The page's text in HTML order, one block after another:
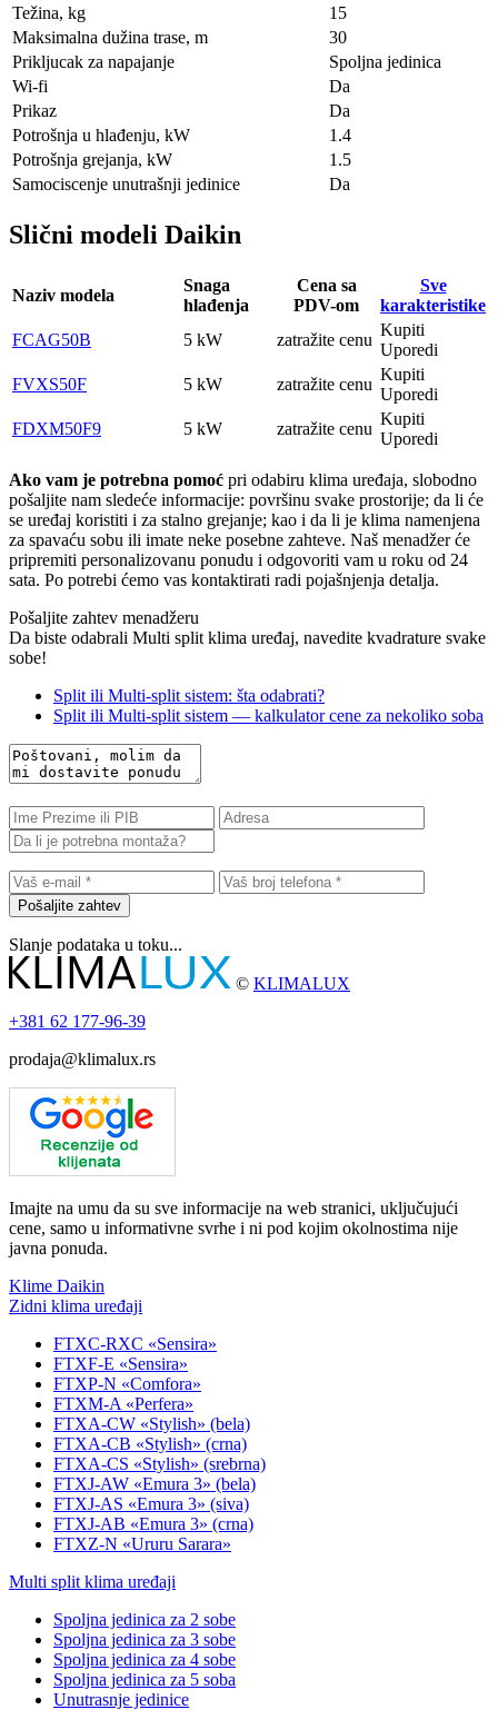
Težina, kg
15
Maksimalna dužina trase, m
30
Prikljucak za napajanje
Spoljna jedinica
Wi-fi
Da
Prikaz
Da
Potrošnja u hlađenju, kW
1.4
Potrošnja grejanja, kW
1.5
Samociscenje unutrašnji jedinice
Da
Slični modeli Daikin
Naziv modela
Snaga
hlađenja
Cena sa
PDV-om
Sve
karakteristike
FCAG50B
5 kW zatražite cenu
Kupiti
Uporedi
FVXS50F
5 kW zatražite cenu
Kupiti
Uporedi
FDXM50F9
5 kW zatražite cenu
Kupiti
Uporedi
Ako vam je potrebna pomoć pri odabiru klima uređaja, slobodno
pošaljite nam sledeće informacije: površinu svake prostorije; da li će
se uređaj koristiti i za stalno grejanje; kao i da li je klima namenjena
za spavaću sobu ili imate neke posebne zahteve. Naš menadžer će
pripremiti personalizovanu ponudu i odgovoriti vam u roku od 24
sata. Po potrebi ćemo vas kontaktirati radi pojašnjenja detalja.
Pošaljite zahtev menadžeru
Da biste odabrali Multi split klima uređaj, navedite kvadrature svake
sobe!
Split ili Multi-split sistem: šta odabrati?
Split ili Multi-split sistem — kalkulator cene za nekoliko soba
Pošaljite zahtev
Slanje podataka u toku...
© KLIMALUX
+381 62 177-96-39
prodaja@klimalux.rs
Imajte na umu da su sve informacije na web stranici, uključujući
cene, samo u informativne svrhe i ni pod kojim okolnostima nije
javna ponuda.
Klime Daikin
Zidni klima uređaji
FTXC-RXC «Sensira»
FTXF-E «Sensira»
FTXP-N «Comfora»
FTXM-A «Perfera»
FTXA-CW «Stylish» (bela)
FTXA-CB «Stylish» (crna)
FTXA-CS «Stylish» (srebrna)
FTXJ-AW «Emura 3» (bela)
FTXJ-AS «Emura 3» (siva)
FTXJ-AB «Emura 3» (crna)
FTXZ-N «Ururu Sarara»
Multi split klima uređaji
Spoljna jedinica za 2 sobe
Spoljna jedinica za 3 sobe
Spoljna jedinica za 4 sobe
Spoljna jedinica za 5 soba
Unutrasnje jedinice